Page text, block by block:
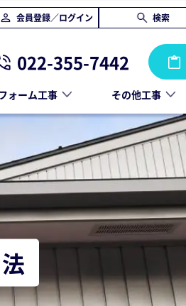
会員登録／ログイン 検索
022-355-7442
ォーム工事 その他工事